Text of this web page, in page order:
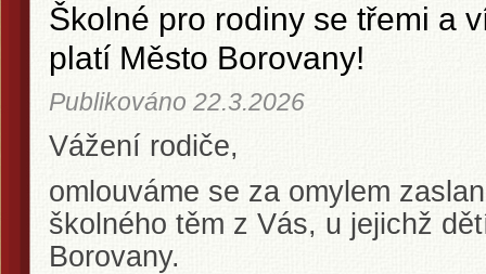
Školné pro rodiny se třemi a
platí Město Borovany!
Publikováno 22.3.2026
Vážení rodiče,
omlouváme se za omylem
školného těm z Vás, u jejichž
Borovany.